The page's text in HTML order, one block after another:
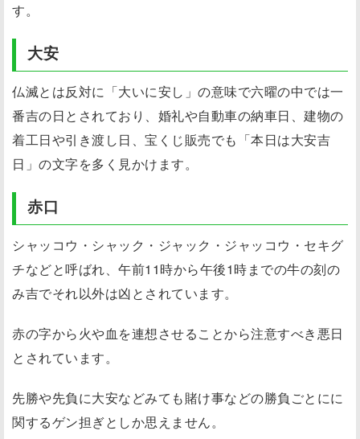
す。
大安
仏滅とは反対に「大いに安し」の意味で六曜の中では一
番吉の日とされており、婚礼や自動車の納車日、建物の
着工日や引き渡し日、宝くじ販売でも「本日は大安吉
日」の文字を多く見かけます。
赤口
シャッコウ・シャック・ジャック・ジャッコウ・セキグ
チなどと呼ばれ、午前11時から午後1時までの牛の刻の
み吉でそれ以外は凶とされています。
赤の字から火や血を連想させることから注意すべき悪日
とされています。
先勝や先負に大安などみても賭け事などの勝負ごとにに
関するゲン担ぎとしか思えません。